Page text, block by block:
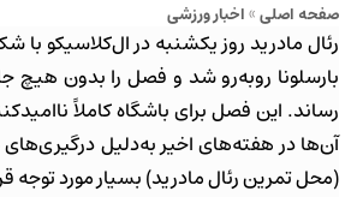
صفحه اصلی»اخبار ورزشی
بارسلونا روبه‌رو شد و فصل را بدون هیچ
رساند. این فصل برای باشگاه کاملاً
آن‌ها در هفته‌های اخیر به‌دلیل
(محل تمرین رئال مادرید) بسیار مورد توجه